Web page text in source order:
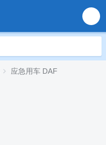
应急用车 DAF